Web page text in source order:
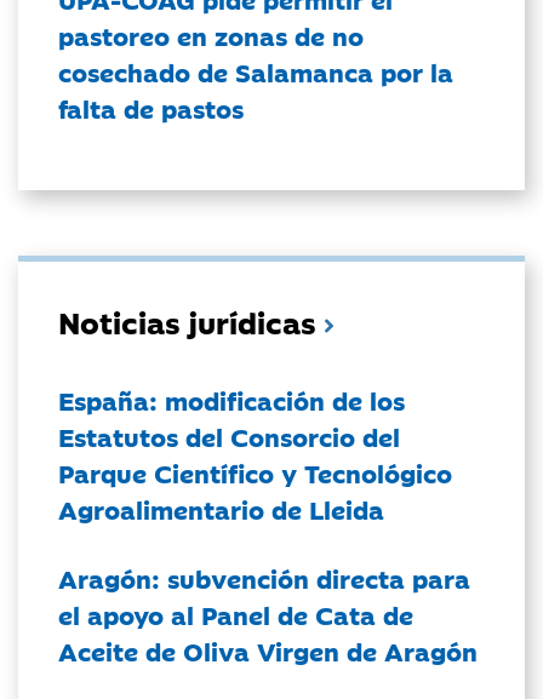
pastoreo en zonas de no
cosechado de Salamanca por la
falta de pastos
Noticias jurídicas
España: modificación de los
Estatutos del Consorcio del
Parque Científico y Tecnológico
Agroalimentario de Lleida
Aragón: subvención directa para
el apoyo al Panel de Cata de
Aceite de Oliva Virgen de Aragón